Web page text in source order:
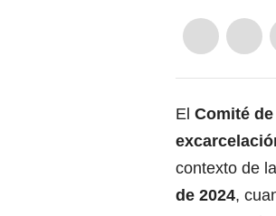
El Comité
contexto de
de 2024,